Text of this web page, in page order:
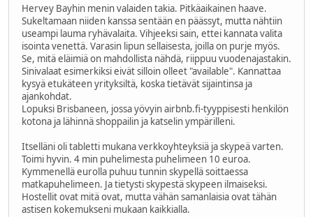
Hervey Bayhin menin valaiden takia. Pitkäaikainen haave.
Sukeltamaan niiden kanssa sentään en päässyt, mutta nähtiin
useampi lauma ryhävalaita. Vihjeeksi sain, ettei kannata valita
isointa venettä. Varasin lipun sellaisesta, joilla on purje myös.
Se, mitä eläimiä on mahdollista nähdä, riippuu vuodenajastakin.
Sinivalaat esimerkiksi eivät silloin olleet "available". Kannattaa
kysyä etukäteen yrityksiltä, koska tietävät sijaintinsa ja
ajankohdat.
Lopuksi Brisbaneen, jossa yövyin airbnb.fi-tyyppisesti henkilön
kotona ja lähinnä shoppailin ja katselin ympärilleni.
Itselläni oli tabletti mukana verkkoyhteyksiä ja skypeä varten.
Toimi hyvin. 4 min puhelimesta puhelimeen 10 euroa.
Kymmenellä eurolla puhuu tunnin skypellä soittaessa
matkapuhelimeen. Ja tietysti skypestä skypeen ilmaiseksi.
Hostellit ovat mitä ovat, mutta vähän samanlaisia ovat tähän
astisen kokemukseni mukaan kaikkialla.